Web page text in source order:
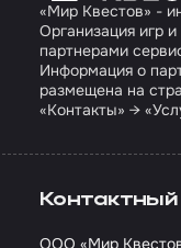
«Мир Квестов» -
Организация игр
партнерами
Информация о
размещена на
«Контакты» →
ООО «Мир